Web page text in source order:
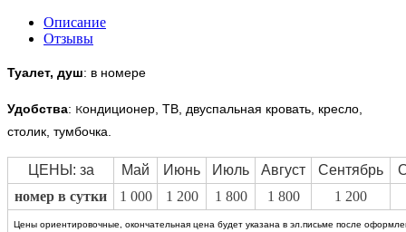
Описание
Отзывы
Туалет, душ: в номере
Удобства: кондиционер, ТВ, двуспальная кровать, кресло,
столик, тумбочка.
ЦЕНЫ: за Май Июнь Июль Август Сентябрь
номер в сутки
1 000 1 200 1 800 1 800 1 200
Цены ориентировочные, окончательная цена будет указана в эл.письме после